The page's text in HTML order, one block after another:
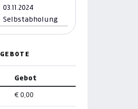
03.11.2024
Selbstabholung
GEBOTE
Gebot
€ 0,00